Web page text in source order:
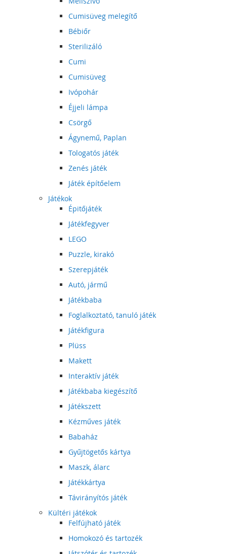
Cumisüveg melegítő
Bébiőr
Sterilizáló
Cumi
Cumisüveg
Ivópohár
Éjjeli lámpa
Csörgő
Ágynemű, Paplan
Tologatós játék
Zenés játék
Játék építőelem
Játékok
Épitőjáték
Játékfegyver
LEGO
Puzzle, kirakó
Szerepjáték
Autó, jármű
Játékbaba
Foglalkoztató, tanuló játék
Játékfigura
Plüss
Makett
Interaktív játék
Játékbaba kiegészítő
Játékszett
Kézműves játék
Babaház
Gyűjtögetős kártya
Maszk, álarc
Játékkártya
Távirányítós játék
Kültéri játékok
Felfújható játék
Homokozó és tartozék